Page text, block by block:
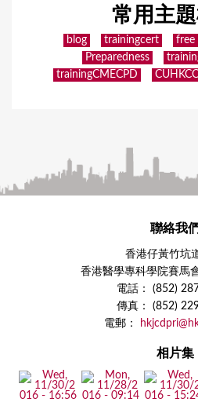
常用主
blog trainingcert free
Preparedness
trainingCMECPD
聯絡我們
香港仔黃竹坑
香港醫學專科學院賽馬
電話： (852)
傳真： (852)
電郵：
相片集